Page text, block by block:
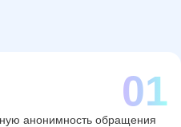
анонимность обращения